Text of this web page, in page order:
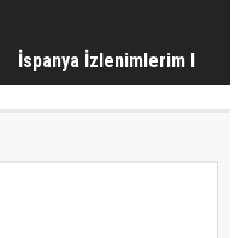
İspanya İzlenimlerim I